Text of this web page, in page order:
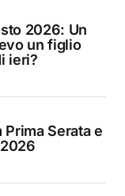
2026: Un
un figlio
ieri?
Prima Serata e